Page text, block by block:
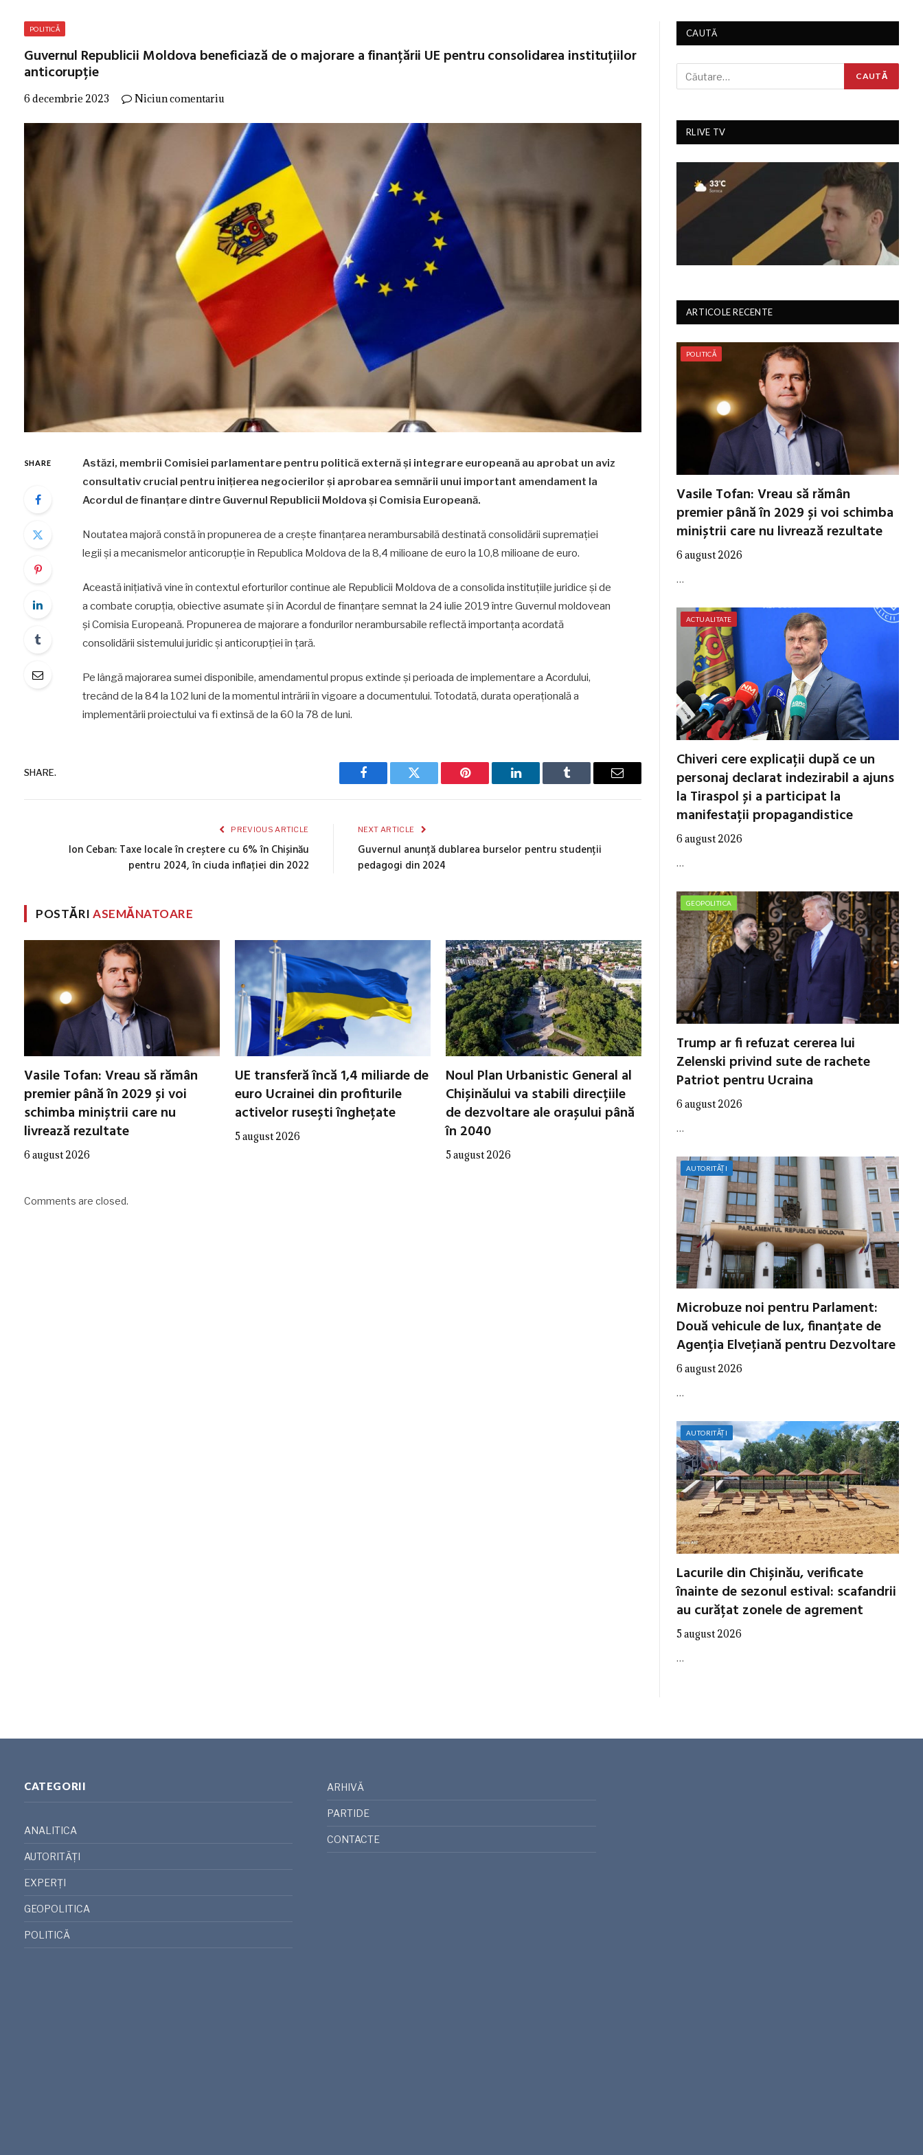
POLITICĂ
Guvernul Republicii Moldova beneficiază de o majorare a finanțării UE pentru consolidarea instituțiilor
anticorupție
6 decembrie 2023 Niciun comentariu
SHARE
Astăzi, membrii Comisiei parlamentare pentru politică externă și integrare europeană au aprobat un aviz
consultativ crucial pentru inițierea negocierilor și aprobarea semnării unui important amendament la
Acordul de finanțare dintre Guvernul Republicii Moldova și Comisia Europeană.
Noutatea majoră constă în propunerea de a crește finanțarea nerambursabilă destinată consolidării supremației
legii și a mecanismelor anticorupție în Republica Moldova de la 8,4 milioane de euro la 10,8 milioane de euro.
Această inițiativă vine în contextul eforturilor continue ale Republicii Moldova de a consolida instituțiile juridice și de
a combate corupția, obiective asumate și în Acordul de finanțare semnat la 24 iulie 2019 între Guvernul moldovean
și Comisia Europeană. Propunerea de majorare a fondurilor nerambursabile reflectă importanța acordată
consolidării sistemului juridic și anticorupției în țară.
Pe lângă majorarea sumei disponibile, amendamentul propus extinde și perioada de implementare a Acordului,
trecând de la 84 la 102 luni de la momentul intrării în vigoare a documentului. Totodată, durata operațională a
implementării proiectului va fi extinsă de la 60 la 78 de luni.
SHARE.
Facebook Twitter Pinterest LinkedIn Tumblr Email
PREVIOUS ARTICLE
Ion Ceban: Taxe locale în creștere cu 6% în Chișinău
pentru 2024, în ciuda inflației din 2022
NEXT ARTICLE
Guvernul anunță dublarea burselor pentru studenții
pedagogi din 2024
POSTĂRIASEMĂNATOARE
Vasile Tofan: Vreau să rămân
premier până în 2029 și voi
schimba miniștrii care nu
livrează rezultate
6 august 2026
UE transferă încă 1,4 miliarde de
euro Ucrainei din profiturile
activelor rusești înghețate
5 august 2026
Noul Plan Urbanistic General al
Chișinăului va stabili direcțiile
de dezvoltare ale orașului până
în 2040
5 august 2026
Comments are closed.
CAUTĂ
RLIVE TV
ARTICOLE RECENTE
POLITICĂ
Vasile Tofan: Vreau să rămân
premier până în 2029 și voi schimba
miniștrii care nu livrează rezultate
6 august 2026
…
ACTUALITATE
Chiveri cere explicații după ce un
personaj declarat indezirabil a ajuns
la Tiraspol și a participat la
manifestații propagandistice
6 august 2026
…
GEOPOLITICA
Trump ar fi refuzat cererea lui
Zelenski privind sute de rachete
Patriot pentru Ucraina
6 august 2026
…
AUTORITĂȚI
Microbuze noi pentru Parlament:
Două vehicule de lux, finanțate de
Agenția Elvețiană pentru Dezvoltare
6 august 2026
…
AUTORITĂȚI
Lacurile din Chișinău, verificate
înainte de sezonul estival: scafandrii
au curățat zonele de agrement
5 august 2026
…
CATEGORII
ANALITICA
AUTORITĂȚI
EXPERȚI
GEOPOLITICA
POLITICĂ
ARHIVĂ
PARTIDE
CONTACTE